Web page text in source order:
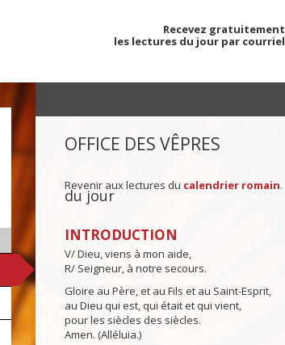
Recevez gratuitement
les lectures du jour par courriel
OFFICE DES VÊPRES
Revenir aux lectures du calendrier romain.
du jour
INTRODUCTION
V/ Dieu, viens à mon aide,
R/ Seigneur, à notre secours.
Gloire au Père, et au Fils et au Saint-Esprit,
au Dieu qui est, qui était et qui vient,
pour les siècles des siècles.
Amen. (Alléluia.)